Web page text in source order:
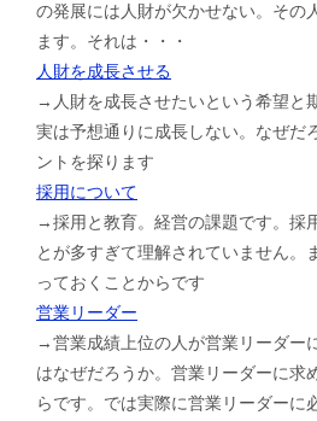
の発展には人財が欠かせない。その
ます。それは・・・
人財を成長させる
→人財を成長させたいという希望と
実は予想通りに成長しない。なぜだ
ントを探ります
採用について
→採用と教育。経営の課題です。採
とが多すぎて理解されていません。
っておくことからです
営業リーダー
→営業成績上位の人が営業リーダー
はなぜだろうか。営業リーダーに求
らです。では実際に営業リーダーに